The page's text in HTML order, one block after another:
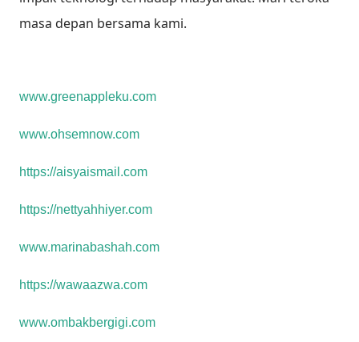
masa depan bersama kami.
www.greenappleku.com
www.ohsemnow.com
https://aisyaismail.com
https://nettyahhiyer.com
www.marinabashah.com
https://wawaazwa.com
www.ombakbergigi.com